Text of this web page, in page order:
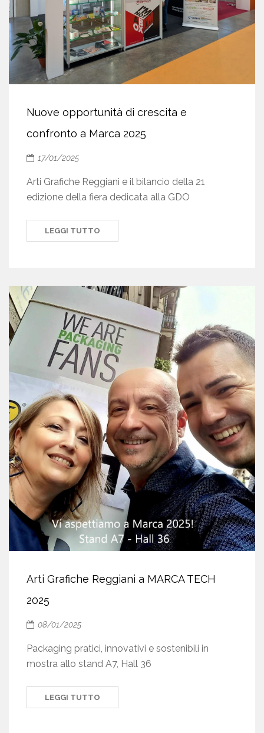
Nuove opportunità di crescita e
confronto a Marca 2025
17/01/2025
Arti Grafiche Reggiani e il bilancio della 21
edizione della fiera dedicata alla GDO
LEGGI TUTTO
Arti Grafiche Reggiani a MARCA TECH
2025
08/01/2025
Packaging pratici, innovativi e sostenibili in
mostra allo stand A7, Hall 36
LEGGI TUTTO